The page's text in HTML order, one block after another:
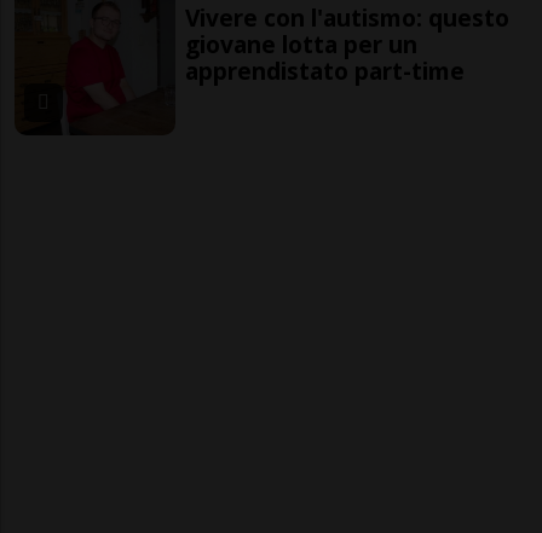
Vivere con l'autismo: questo
giovane lotta per un
apprendistato part-time